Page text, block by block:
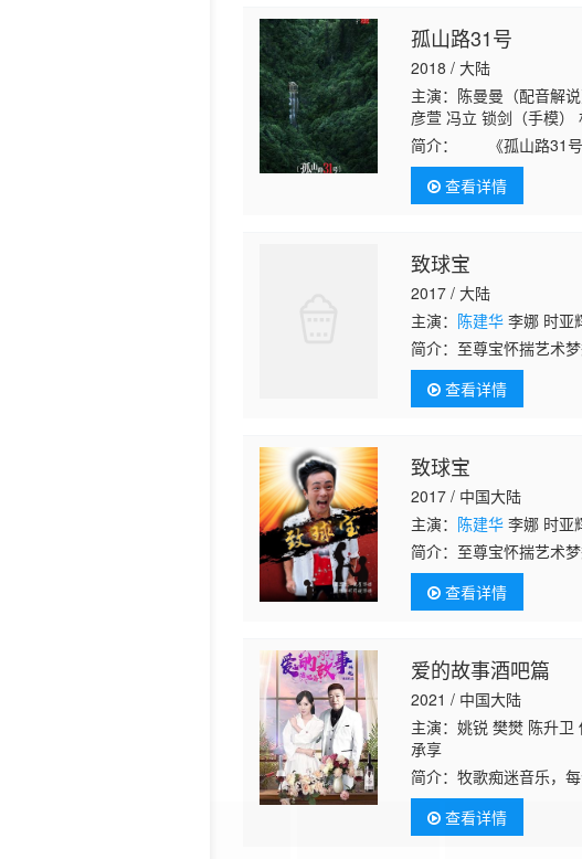
孤山路31号
2018 / 大陆
主演：陈曼曼（配音解
彦萱 冯立 锁剑（手模）
简介：
《孤山路31号
片的序篇。该片共三集
焦西泠印社，讲述
查看详情
致球宝
2017 / 大陆
主演： 陈建华 李娜 时亚
简介： 至尊宝怀揣艺术
欺负，甚至表哥都看不
努力去追求，大胆的
查看详情
致球宝
2017 / 中国大陆
主演： 陈建华 李娜 时亚
简介： 至尊宝怀揣艺术
欺负，甚至表哥都看不
努力去追求，大胆的邀请
查看详情
爱的故事酒吧篇
2021 / 中国大陆
主演：姚锐 樊燓 陈升
承享
简介：牧歌痴迷音乐，
去美国打理父亲的公司
歌，就想把轰走。后
查看详情